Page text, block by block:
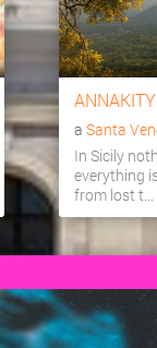
ANNAKITY
a Santa
In Sicily
everything
from lost t...